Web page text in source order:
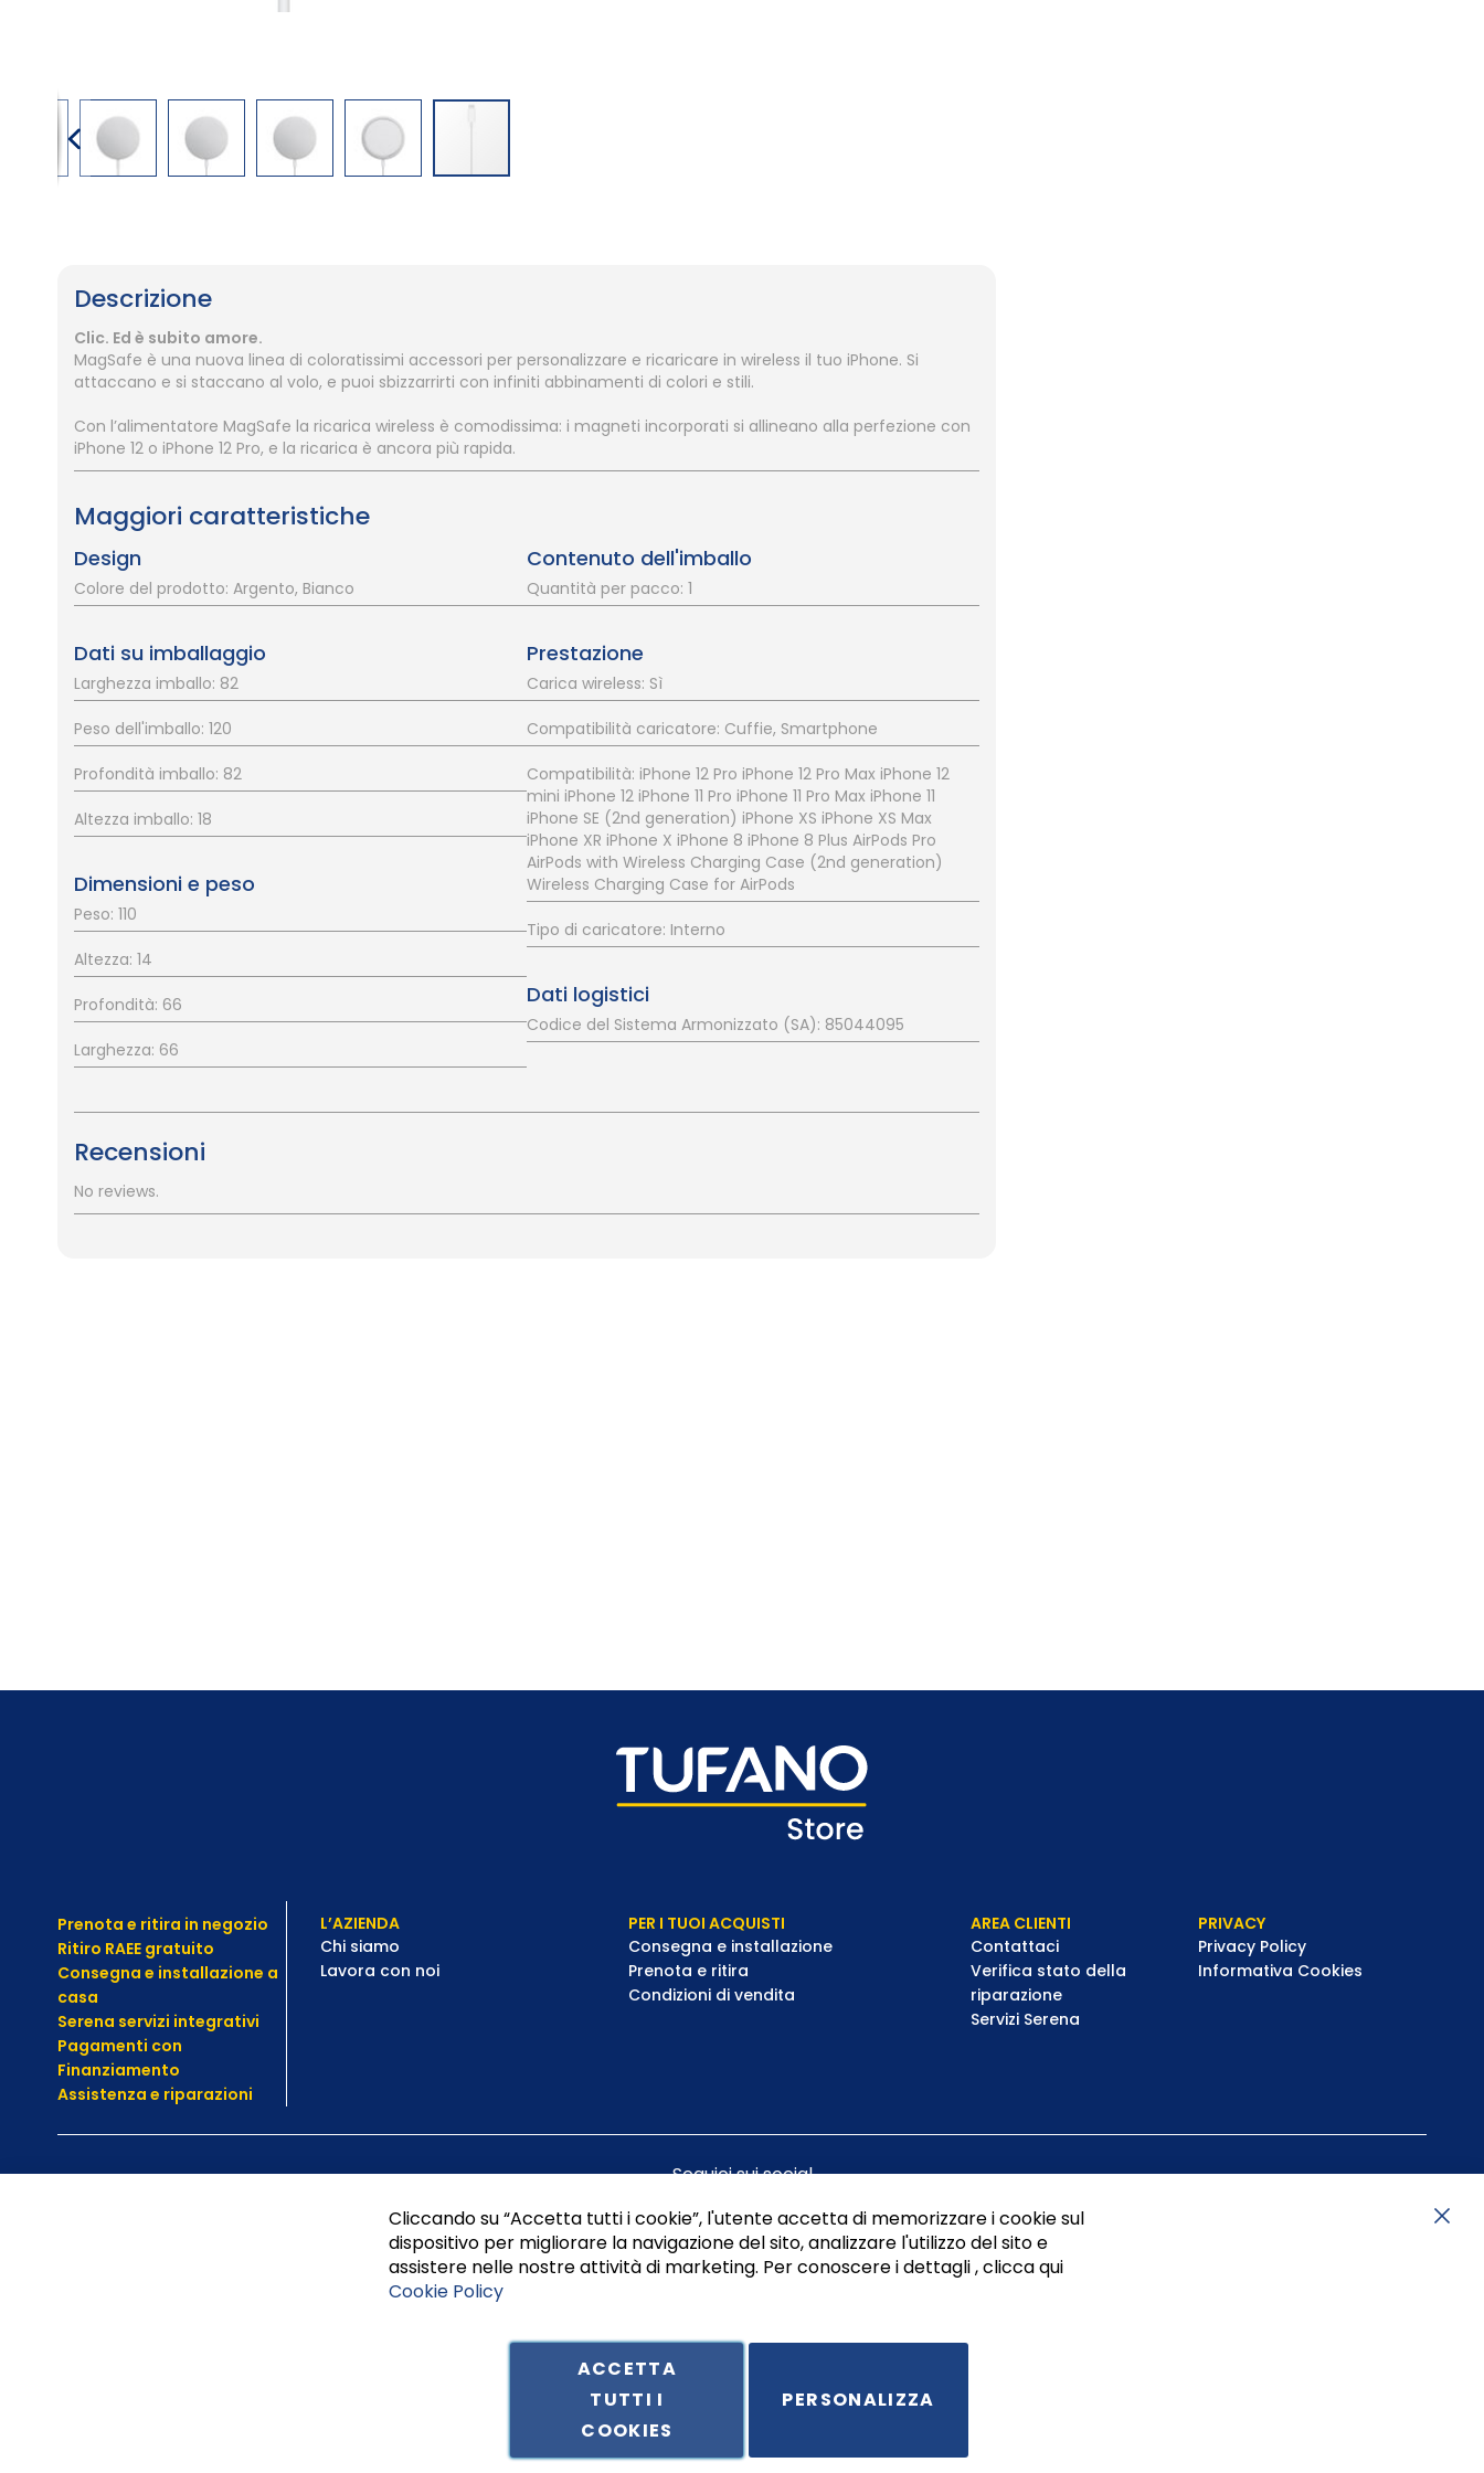
Descrizione
Clic. Ed è subito amore.
MagSafe è una nuova linea di coloratissimi accessori per personalizzare e ricaricare in wireless il tuo iPhone. Si
attaccano e si staccano al volo, e puoi sbizzarrirti con infiniti abbinamenti di colori e stili.
Con l’alimentatore MagSafe la ricarica wireless è comodissima: i magneti incorporati si allineano alla perfezione con
iPhone 12 o iPhone 12 Pro, e la ricarica è ancora più rapida.
Maggiori caratteristiche
Design
Colore del prodotto: Argento, Bianco
Dati su imballaggio
Larghezza imballo: 82
Peso dell'imballo: 120
Profondità imballo: 82
Altezza imballo: 18
Dimensioni e peso
Peso: 110
Altezza: 14
Profondità: 66
Larghezza: 66
Contenuto dell'imballo
Quantità per pacco: 1
Prestazione
Carica wireless: Sì
Compatibilità caricatore: Cuffie, Smartphone
Compatibilità: iPhone 12 Pro iPhone 12 Pro Max iPhone 12
mini iPhone 12 iPhone 11 Pro iPhone 11 Pro Max iPhone 11
iPhone SE (2nd generation) iPhone XS iPhone XS Max
iPhone XR iPhone X iPhone 8 iPhone 8 Plus AirPods Pro
AirPods with Wireless Charging Case (2nd generation)
Wireless Charging Case for AirPods
Tipo di caricatore: Interno
Dati logistici
Codice del Sistema Armonizzato (SA): 85044095
Recensioni
No reviews.
Prenota e ritira in negozio
Ritiro RAEE gratuito
Consegna e installazione a
casa
Serena servizi integrativi
Pagamenti con
Finanziamento
Assistenza e riparazioni
L’AZIENDA
Chi siamo
Lavora con noi
PER I TUOI ACQUISTI
Consegna e installazione
Prenota e ritira
Condizioni di vendita
AREA CLIENTI
Contattaci
Verifica stato della
riparazione
Servizi Serena
PRIVACY
Privacy Policy
Informativa Cookies
Seguici sui social
Tufano Teresa S.r.l’. Cap. Soc. i.v. € 312.000,00 - Sede legale in Via Principe di Piemonte 199, cap. 80026 Casoria (NA) - C.F. 05834470634 - P.I. 01465221214, iscritta alla C.C.I.A.A.
Cliccando su “Accetta tutti i cookie”, l'utente accetta di memorizzare i cookie sul
dispositivo per migliorare la navigazione del sito, analizzare l'utilizzo del sito e
assistere nelle nostre attività di marketing. Per conoscere i dettagli , clicca qui
Cookie Policy
ACCETTA
TUTTI I
COOKIES
PERSONALIZZA